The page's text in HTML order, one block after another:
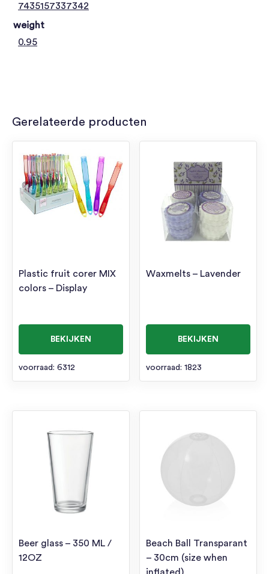
7435157337342
weight
0.95
Gerelateerde producten
Plastic fruit corer MIX
colors – Display
BEKIJKEN
voorraad: 6312
Waxmelts – Lavender
BEKIJKEN
voorraad: 1823
Beer glass – 350 ML /
12OZ
Beach Ball Transparant
– 30cm (size when
inflated)